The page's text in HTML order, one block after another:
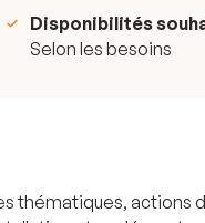
Disponibilités
Selon les besoins
thématiques, actions